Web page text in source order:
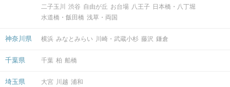
お食事
飲み物
ソフトドリンク付き
服装 清潔感のある服装でお越しください。
二子玉川
渋谷 自由が丘 お台場 八王子 日本橋・八丁堀
水道橋・飯田橋 浅草・両国
神奈川県 横浜 みなとみらい 川崎・武蔵小杉 藤沢 鎌倉
千葉県 千葉 柏 船橋
埼玉県 大宮 川越 浦和